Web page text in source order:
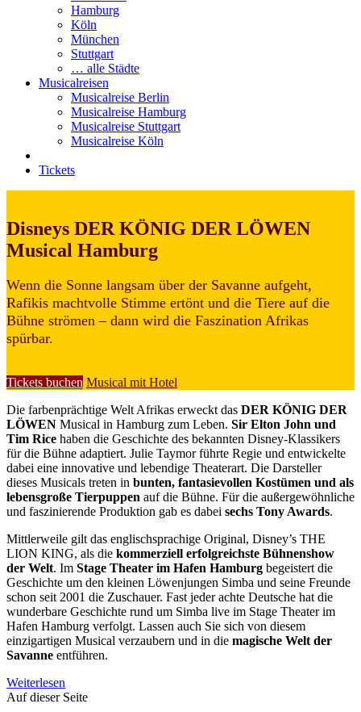
Hamburg
Köln
München
Stuttgart
… alle Städte
Musicalreisen
Musicalreise Berlin
Musicalreise Hamburg
Musicalreise Stuttgart
Musicalreise Köln
Tickets
Disneys DER KÖNIG DER LÖWEN
Musical Hamburg
Wenn die Sonne langsam über der Savanne aufgeht,
Rafikis machtvolle Stimme ertönt und die Tiere auf die
Bühne strömen – dann wird die Faszination Afrikas
spürbar.
Tickets buchen Musical mit Hotel
Die farbenprächtige Welt Afrikas erweckt das DER KÖNIG DER
LÖWEN Musical in Hamburg zum Leben. Sir Elton John und
Tim Rice haben die Geschichte des bekannten Disney-Klassikers
für die Bühne adaptiert. Julie Taymor führte Regie und entwickelte
dabei eine innovative und lebendige Theaterart. Die Darsteller
dieses Musicals treten in bunten, fantasievollen Kostümen und als
lebensgroße Tierpuppen auf die Bühne. Für die außergewöhnliche
und faszinierende Produktion gab es dabei sechs Tony Awards.
Mittlerweile gilt das englischsprachige Original, Disney’s THE
LION KING, als die kommerziell erfolgreichste Bühnenshow
der Welt. Im Stage Theater im Hafen Hamburg begeistert die
Geschichte um den kleinen Löwenjungen Simba und seine Freunde
schon seit 2001 die Zuschauer. Fast jeder achte Deutsche hat die
wunderbare Geschichte rund um Simba live im Stage Theater im
Hafen Hamburg verfolgt. Lassen auch Sie sich von diesem
einzigartigen Musical verzaubern und in die magische Welt der
Savanne entführen.
Weiterlesen
Auf dieser Seite